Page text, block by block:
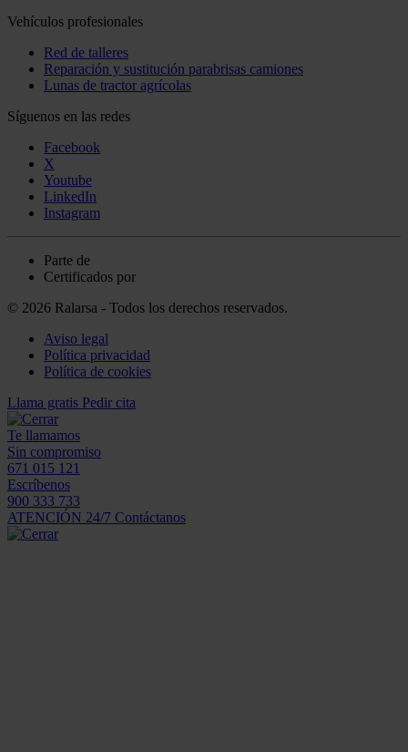
Vehículos profesionales
Red de talleres
Reparación y sustitución parabrisas camiones
Lunas de tractor agrícolas
Síguenos en las redes
Facebook
X
Youtube
LinkedIn
Instagram
Parte de
Certificados por
© 2026 Ralarsa - Todos los derechos reservados.
Aviso legal
Política privacidad
Política de cookies
Llama gratis Pedir cita
Te llamamos
Sin compromiso
671 015 121
Escríbenos
900 333 733
ATENCIÓN 24/7 Contáctanos